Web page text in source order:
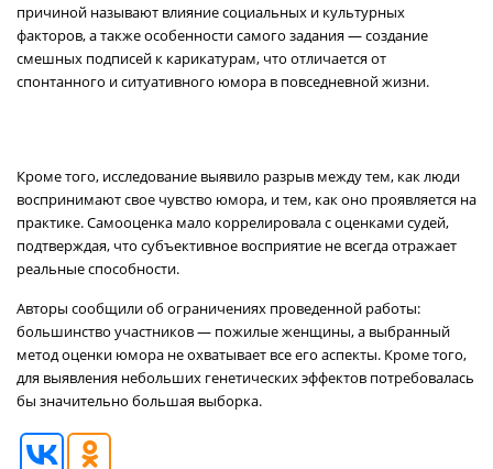
причиной называют влияние социальных и культурных
факторов, а также особенности самого задания — создание
смешных подписей к карикатурам, что отличается от
спонтанного и ситуативного юмора в повседневной жизни.
Кроме того, исследование выявило разрыв между тем, как люди
воспринимают свое чувство юмора, и тем, как оно проявляется на
практике. Самооценка мало коррелировала с оценками судей,
подтверждая, что субъективное восприятие не всегда отражает
реальные способности.
Авторы сообщили об ограничениях проведенной работы:
большинство участников — пожилые женщины, а выбранный
метод оценки юмора не охватывает все его аспекты. Кроме того,
для выявления небольших генетических эффектов потребовалась
бы значительно большая выборка.